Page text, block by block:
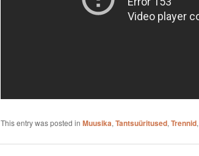
This entry was posted in Muusika,Tantsuüritused,Trennid,